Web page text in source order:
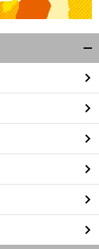
閉
る